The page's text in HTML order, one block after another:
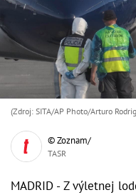
(Zdroj: SITA/AP Photo/Arturo
© Zoznam/
TASR
MADRID - Z výletnej